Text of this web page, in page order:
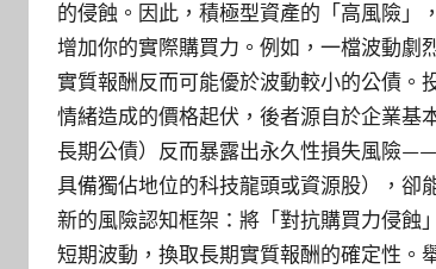
的侵蝕。因此，積極型資產的「高風險」
增加你的實際購買力。例如，一檔波動劇
實質報酬反而可能優於波動較小的公債。
情緒造成的價格起伏，後者源自於企業基
長期公債）反而暴露出永久性損失風險
具備獨佔地位的科技龍頭或資源股），卻
新的風險認知框架：將「對抗購買力侵蝕
短期波動，換取長期實質報酬的確定性。